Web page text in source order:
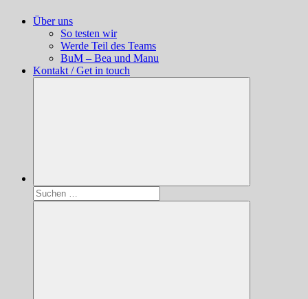
Über uns
So testen wir
Werde Teil des Teams
BuM – Bea und Manu
Kontakt / Get in touch
Suchen
nach: